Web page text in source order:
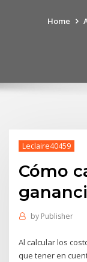
Home
Leclaire40459
Cómo
by Publisher
Al calcular los
que tener en